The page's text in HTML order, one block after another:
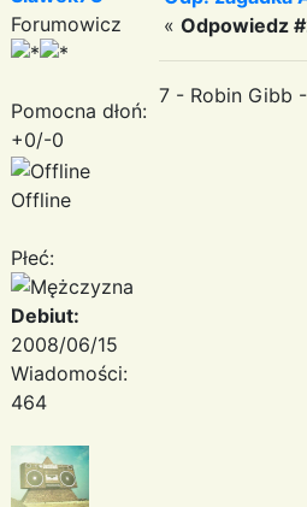
Forumowicz
Pomocna dłoń:
+0/-0
Offline
Płeć:
Debiut:
2008/06/15
Wiadomości:
464
« Odpowiedz
7 - Robin Gibb